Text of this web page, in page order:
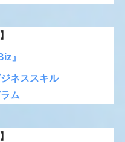
』
ネススキル
ム